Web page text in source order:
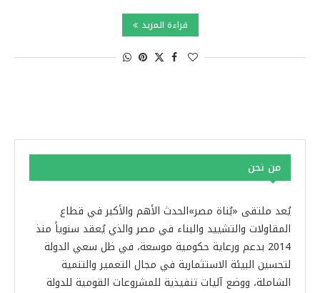
قراءة المزيد
من نحن
يُعد ملتقى «بُناة مصر»الحدث الأهم والأكبر في قطاع
المقاولات والتشييد والبناء في مصر والذي يُعقد سنوياً منذ
2014 بدعم ورعاية حكومية موسعة، في ظل سعي الدولة
لتحسين البيئة الاستثمارية في مجال التعمير والتنمية
الشاملة، ووضع آليات تنفيذية للمشروعات القومية للدولة